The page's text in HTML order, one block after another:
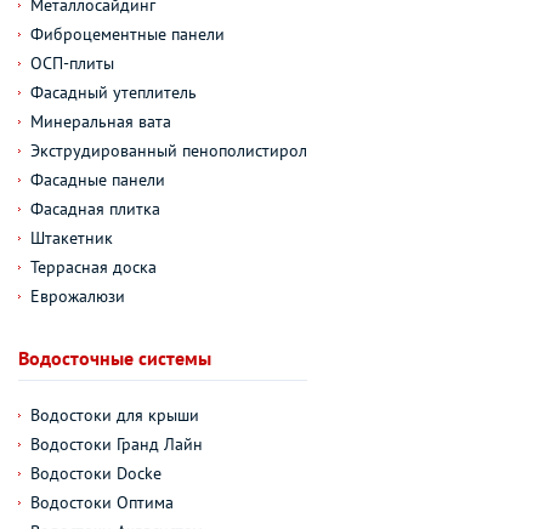
Металлосайдинг
Фиброцементные панели
ОСП-плиты
Фасадный утеплитель
Минеральная вата
Экструдированный пенополистирол
Фасадные панели
Фасадная плитка
Штакетник
Террасная доска
Еврожалюзи
Водосточные системы
Водостоки для крыши
Водостоки Гранд Лайн
Водостоки Docke
Водостоки Оптима